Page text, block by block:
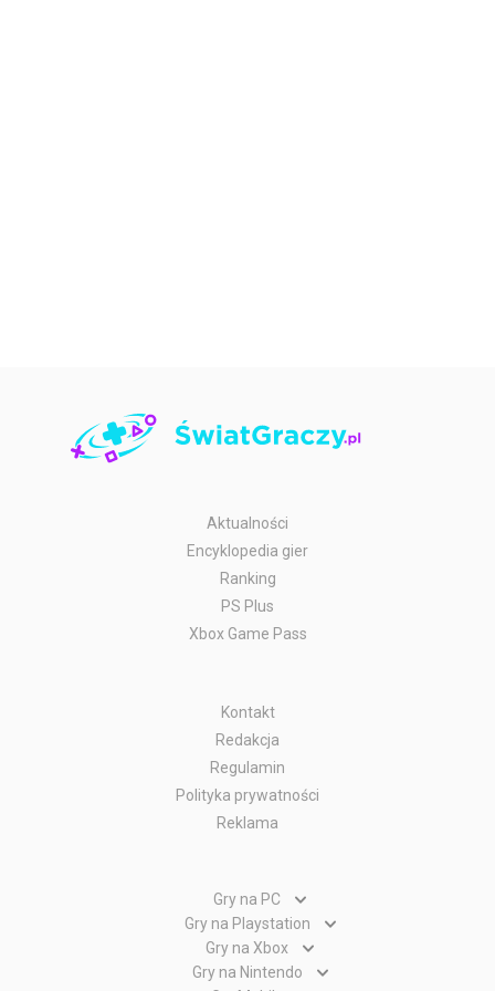
Aktualności
Encyklopedia gier
Ranking
PS Plus
Xbox Game Pass
Kontakt
Redakcja
Regulamin
Polityka prywatności
Reklama
Gry na PC
Gry PC
Gry WWW
Gry na Playstation
Gry PlayStation 5
Gry PlayStation 4
Gry na Xbox
Gry Xbox Series X
Gry na Nintendo